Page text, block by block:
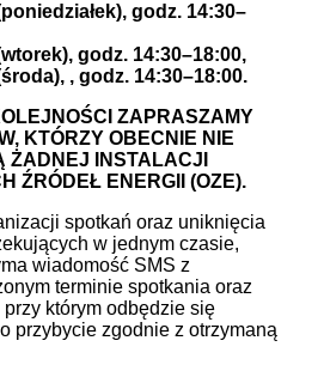
godz. 14:30–
godz. 14:30–18:00,
, godz. 14:30–18:00.
ZAPRASZAMY
KTÓRZY OBECNIE NIE
ŻADNEJ INSTALACJI
ŹRÓDEŁ ENERGII (OZE).
spotkań oraz uniknięcia
w jednym czasie,
wiadomość SMS z
terminie spotkania oraz
którym odbędzie się
przybycie zgodnie z otrzymaną